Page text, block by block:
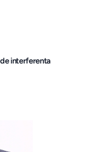
interferenta